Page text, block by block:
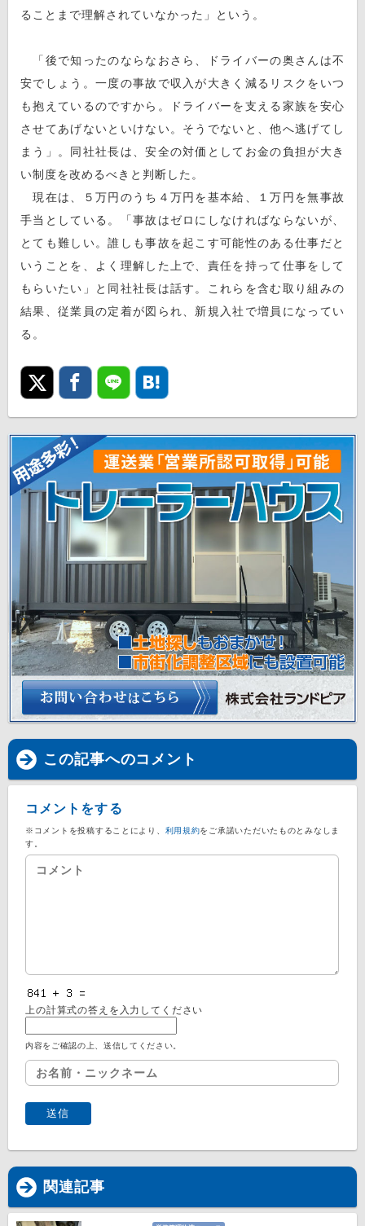
ることまで理解されていなかった」という。
「後で知ったのならなおさら、ドライバーの奥さんは不
安でしょう。一度の事故で収入が大きく減るリスクをいつ
も抱えているのですから。ドライバーを支える家族を安心
させてあげないといけない。そうでないと、他へ逃げてし
まう」。同社社長は、安全の対価としてお金の負担が大き
い制度を改めるべきと判断した。
現在は、５万円のうち４万円を基本給、１万円を無事故
手当としている。「事故はゼロにしなければならないが、
とても難しい。誰しも事故を起こす可能性のある仕事だと
いうことを、よく理解した上で、責任を持って仕事をして
もらいたい」と同社社長は話す。これらを含む取り組みの
結果、従業員の定着が図られ、新規入社で増員になってい
る。
この記事へのコメント
コメントをする
※コメントを投稿することにより、 利用規約をご承諾いただいたものとみなしま
す。
上の計算式の答えを入力してください
内容をご確認の上、送信してください。
関連記事